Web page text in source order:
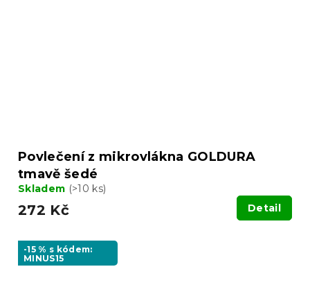
Povlečení z mikrovlákna GOLDURA
tmavě šedé
Skladem (>10 ks)
272 Kč Detail
-15 % s kódem:
MINUS15